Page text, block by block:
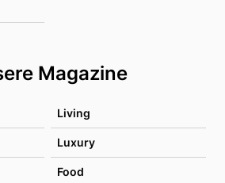
Magazine
Living
Luxury
Food